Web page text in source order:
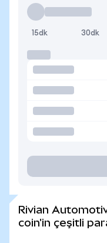
15dk 30dk
Rivian
coin'in çeşitli